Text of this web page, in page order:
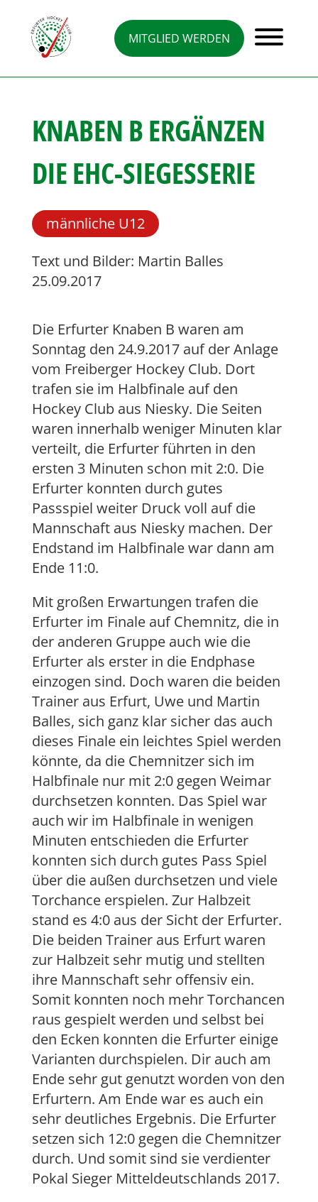
MITGLIED WERDEN
KNABEN B ERGÄNZEN
DIE EHC-SIEGESSERIE
männliche U12
Text und Bilder: Martin Balles
25.09.2017
Die Erfurter Knaben B waren am
Sonntag den 24.9.2017 auf der Anlage
vom Freiberger Hockey Club. Dort
trafen sie im Halbfinale auf den
Hockey Club aus Niesky. Die Seiten
waren innerhalb weniger Minuten klar
verteilt, die Erfurter führten in den
ersten 3 Minuten schon mit 2:0. Die
Erfurter konnten durch gutes
Passspiel weiter Druck voll auf die
Mannschaft aus Niesky machen. Der
Endstand im Halbfinale war dann am
Ende 11:0.
Mit großen Erwartungen trafen die
Erfurter im Finale auf Chemnitz, die in
der anderen Gruppe auch wie die
Erfurter als erster in die Endphase
einzogen sind. Doch waren die beiden
Trainer aus Erfurt, Uwe und Martin
Balles, sich ganz klar sicher das auch
dieses Finale ein leichtes Spiel werden
könnte, da die Chemnitzer sich im
Halbfinale nur mit 2:0 gegen Weimar
durchsetzen konnten. Das Spiel war
auch wir im Halbfinale in wenigen
Minuten entschieden die Erfurter
konnten sich durch gutes Pass Spiel
über die außen durchsetzen und viele
Torchance erspielen. Zur Halbzeit
stand es 4:0 aus der Sicht der Erfurter.
Die beiden Trainer aus Erfurt waren
zur Halbzeit sehr mutig und stellten
ihre Mannschaft sehr offensiv ein.
Somit konnten noch mehr Torchancen
raus gespielt werden und selbst bei
den Ecken konnten die Erfurter einige
Varianten durchspielen. Dir auch am
Ende sehr gut genutzt worden von den
Erfurtern. Am Ende war es auch ein
sehr deutliches Ergebnis. Die Erfurter
setzen sich 12:0 gegen die Chemnitzer
durch. Und somit sind sie verdienter
Pokal Sieger Mitteldeutschlands 2017.